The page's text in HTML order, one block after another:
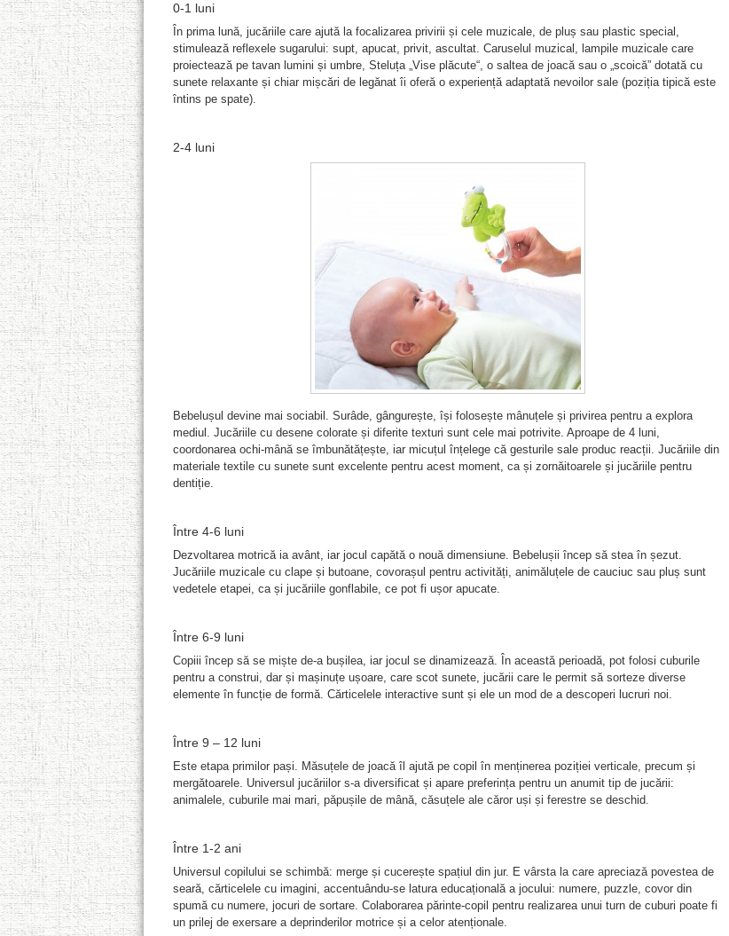
0-1 luni
În prima lună, jucăriile care ajută la focalizarea privirii și cele muzicale, de pluș sau plastic special,
stimulează reflexele sugarului: supt, apucat, privit, ascultat. Caruselul muzical, lampile muzicale care
proiectează pe tavan lumini și umbre, Steluța „Vise plăcute“, o saltea de joacă sau o „scoică” dotată cu
sunete relaxante și chiar mișcări de legănat îi oferă o experiență adaptată nevoilor sale (poziția tipică este
întins pe spate).
2-4 luni
Bebelușul devine mai sociabil. Surâde, gângurește, își folosește mânuțele și privirea pentru a explora
mediul. Jucăriile cu desene colorate și diferite texturi sunt cele mai potrivite. Aproape de 4 luni,
coordonarea ochi-mână se îmbunătățește, iar micuțul înțelege că gesturile sale produc reacții. Jucăriile din
materiale textile cu sunete sunt excelente pentru acest moment, ca și zornăitoarele și jucăriile pentru
dentiție.
Între 4-6 luni
Dezvoltarea motrică ia avânt, iar jocul capătă o nouă dimensiune. Bebelușii încep să stea în șezut.
Jucăriile muzicale cu clape și butoane, covorașul pentru activități, animăluțele de cauciuc sau pluș sunt
vedetele etapei, ca și jucăriile gonflabile, ce pot fi ușor apucate.
Între 6-9 luni
Copiii încep să se miște de-a bușilea, iar jocul se dinamizează. În această perioadă, pot folosi cuburile
pentru a construi, dar și mașinuțe ușoare, care scot sunete, jucării care le permit să sorteze diverse
elemente în funcție de formă. Cărticelele interactive sunt și ele un mod de a descoperi lucruri noi.
Între 9 – 12 luni
Este etapa primilor pași. Măsuțele de joacă îl ajută pe copil în menținerea poziției verticale, precum și
mergătoarele. Universul jucăriilor s-a diversificat și apare preferința pentru un anumit tip de jucării:
animalele, cuburile mai mari, păpușile de mână, căsuțele ale căror uși și ferestre se deschid.
Între 1-2 ani
Universul copilului se schimbă: merge și cucerește spațiul din jur. E vârsta la care apreciază povestea de
seară, cărticelele cu imagini, accentuându-se latura educațională a jocului: numere, puzzle, covor din
spumă cu numere, jocuri de sortare. Colaborarea părinte-copil pentru realizarea unui turn de cuburi poate fi
un prilej de exersare a deprinderilor motrice și a celor atenționale.